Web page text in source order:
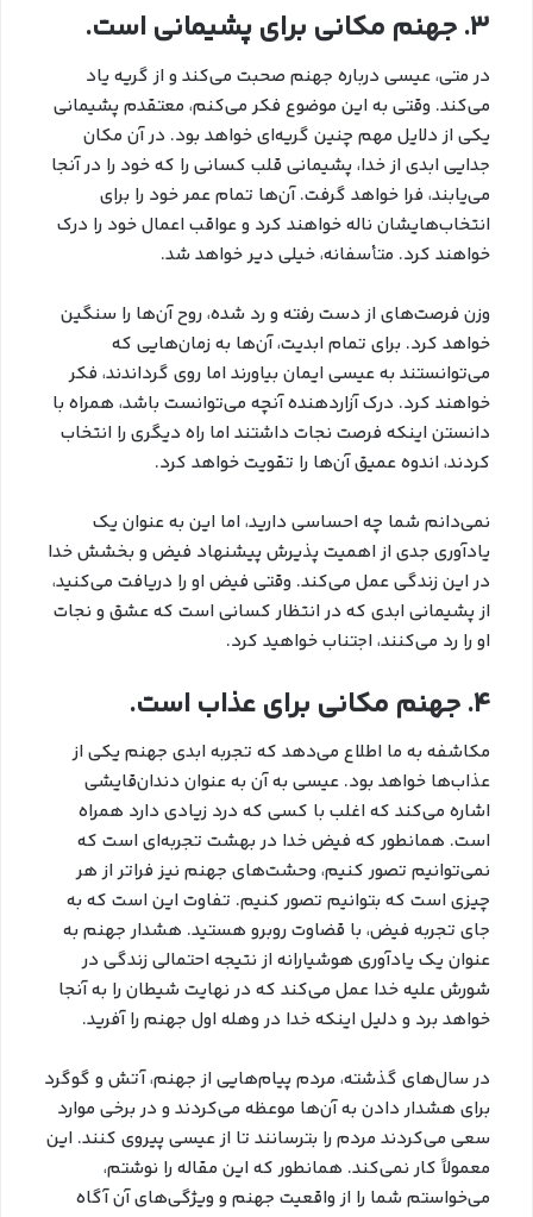
3. جهنم مکانی برای پشیمانی است.
در متی، عیسی درباره جهنم صحبت می‌کند و از گریه یاد
می‌کند. وقتی به این موضوع فکر می‌کنم، معتقدم پشیمانی
یکی از دلایل مهم چنین گریه‌ای خواهد بود. در آن مکان
جدایی ابدی از خدا، پشیمانی قلب کسانی را که خود را در آنجا
می‌یابند، فرا خواهد گرفت. آن‌ها تمام عمر خود را برای
انتخاب‌هایشان ناله خواهند کرد و عواقب اعمال خود را درک
خواهند کرد. متأسفانه، خیلی دیر خواهد شد.
وزن فرصت‌های از دست رفته و رد شده، روح آن‌ها را سنگین
خواهد کرد. برای تمام ابدیت، آن‌ها به زمان‌هایی که
می‌توانستند به عیسی ایمان بیاورند اما روی گرداندند، فکر
خواهند کرد. درک آزاردهنده آنچه می‌توانست باشد، همراه با
دانستن اینکه فرصت نجات داشتند اما راه دیگری را انتخاب
کردند، اندوه عمیق آن‌ها را تقویت خواهد کرد.
نمی‌دانم شما چه احساسی دارید، اما این به عنوان یک
یادآوری جدی از اهمیت پذیرش پیشنهاد فیض و بخشش خدا
در این زندگی عمل می‌کند. وقتی فیض او را دریافت می‌کنید،
از پشیمانی ابدی که در انتظار کسانی است که عشق و نجات
او را رد می‌کنند، اجتناب خواهید کرد.
4. جهنم مکانی برای عذاب است.
مکاشفه به ما اطلاع می‌دهد که تجربه ابدی جهنم یکی از
عذاب‌ها خواهد بود. عیسی به آن به عنوان دندان‌قايشي
اشاره می‌کند که اغلب با کسی که درد زیادی دارد همراه
است. همانطور که فیض خدا در بهشت تجربه‌ای است که
نمی‌توانیم تصور کنیم، وحشت‌های جهنم نیز فراتر از هر
چیزی است که بتوانیم تصور کنیم. تفاوت این است که به
جای تجربه فیض، با قضاوت روبرو هستید. هشدار جهنم به
عنوان یک یادآوری هوشیارانه از نتیجه احتمالی زندگی در
شورش علیه خدا عمل می‌کند که در نهایت شیطان را به آنجا
خواهد برد و دلیل اینکه خدا در وهله اول جهنم را آفرید.
در سال‌های گذشته، مردم پیام‌هایی از جهنم، آتش و گوگرد
برای هشدار دادن به آن‌ها موعظه می‌کردند و در برخی موارد
سعی می‌کردند مردم را بترسانند تا از عیسی پیروی کنند. این
معمولاً کار نمی‌کند. همانطور که این مقاله را نوشتم،
می‌خواستم شما را از واقعیت جهنم و ویژگی‌های آن آگاه